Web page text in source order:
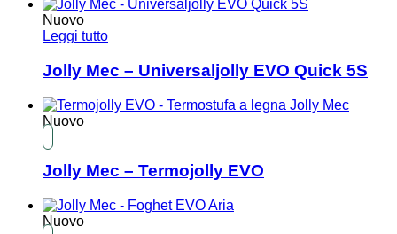
Nuovo
Leggi tutto
Jolly Mec – Universaljolly EVO Quick 5S
Nuovo
Jolly Mec – Termojolly EVO
Nuovo